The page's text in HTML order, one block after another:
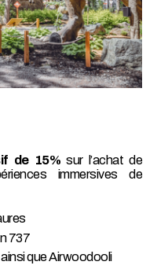
de 15% sur l’achat de
immersives de
737
que Airwoodooli